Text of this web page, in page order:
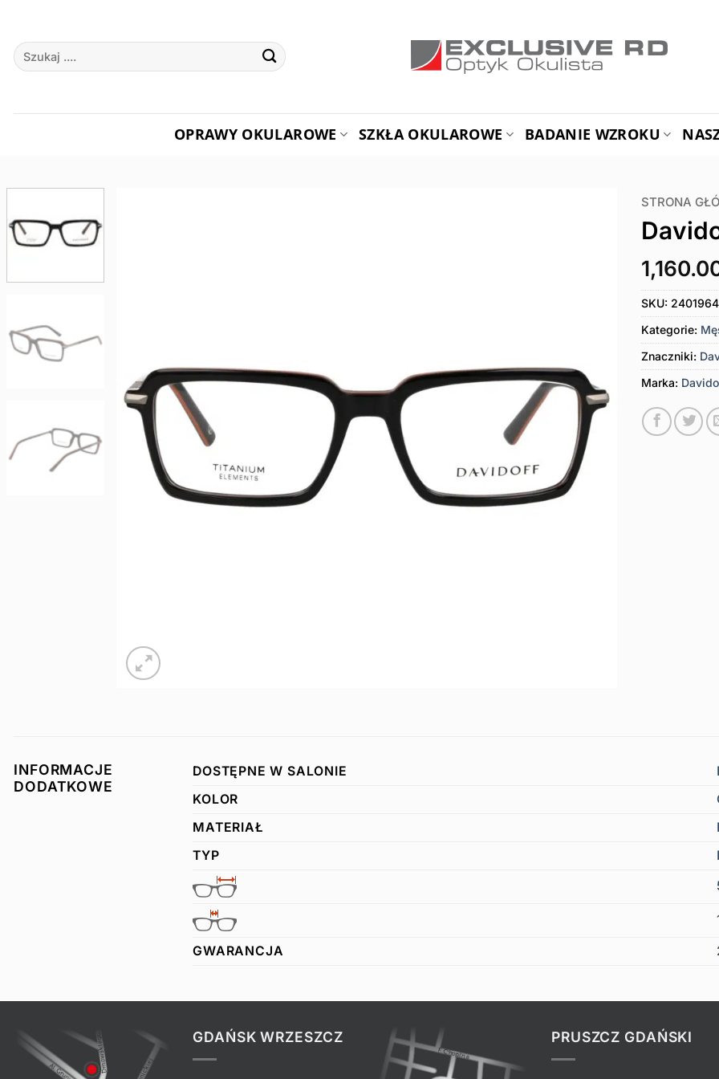
zawartości
Szukaj:
OPRAWY OKULAROWE SZKŁA OKULAROWE BADANIE WZROKU
STRONA
SKU:
Kategorie:
Znaczniki:
Marka:
INFORMACJE
DODATKOWE
DOSTĘPNE W SALONIE
KOLOR
MATERIAŁ
TYP
GWARANCJA
GDAŃSK WRZESZCZ PRUSZCZ GDAŃSKI